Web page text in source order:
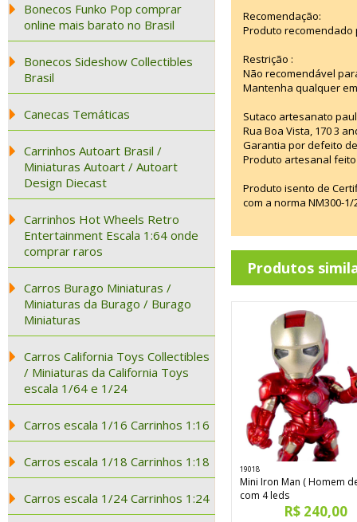
Bonecos Funko Pop comprar
online mais barato no Brasil
Bonecos Sideshow Collectibles
Brasil
Canecas Temáticas
Carrinhos Autoart Brasil /
Miniaturas Autoart / Autoart
Design Diecast
Carrinhos Hot Wheels Retro
Entertainment Escala 1:64 onde
comprar raros
Carros Burago Miniaturas /
Miniaturas da Burago / Burago
Miniaturas
Carros California Toys Collectibles
/ Miniaturas da California Toys
escala 1/64 e 1/24
Carros escala 1/16 Carrinhos 1:16
Carros escala 1/18 Carrinhos 1:18
Carros escala 1/24 Carrinhos 1:24
Recomendação:
Produto recomendado
Restrição :
Não recomendável
Mantenha qualquer
Sutaco artesanato
Rua Boa Vista, 170 3
Garantia por defeito
Produto artesanal
Produto isento de
com a norma NM300-
Produtos
19018
Mini Iron Man ( Homem
com 4 leds
R$ 240,00